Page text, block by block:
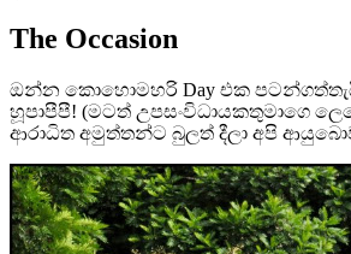
The Occasion
ඔන්න කොහොමහරි Day එක
හූපාපීපී! (මටත් උපසංවිධායකතුමාගෙ
ආරාධිත අමුත්තන්ට බුලත් දීලා අපි